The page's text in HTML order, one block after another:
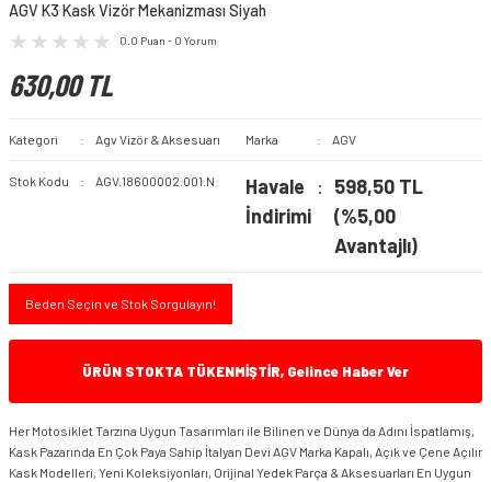
AGV K3 Kask Vizör Mekanizması Siyah
0.0 Puan - 0 Yorum
630,00 TL
Kategori Agv Vizör & Aksesuarı Marka AGV
Stok Kodu AGV.18600002.001.N
Havale
İndirimi
598,50 TL
(%5,00
Avantajlı)
Beden Seçin ve Stok Sorgulayın!
ÜRÜN STOKTA TÜKENMİŞTİR, Gelince Haber Ver
Her Motosiklet Tarzına Uygun Tasarımları ile Bilinen ve Dünya da Adını İspatlamış,
Kask Pazarında En Çok Paya Sahip İtalyan Devi AGV Marka Kapalı, Açık ve Çene Açılır
Kask Modelleri, Yeni Koleksiyonları, Orijinal Yedek Parça & Aksesuarları En Uygun